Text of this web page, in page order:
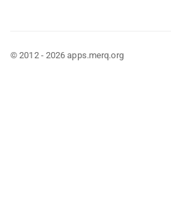
© 2012 - 2026 apps.merq.org